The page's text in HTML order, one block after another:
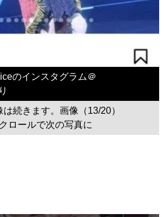
のインスタグラム＠
は続きます。画像（13/20）
ロールで次の写真に